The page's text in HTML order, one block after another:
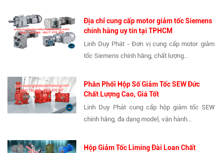
Địa chỉ cung cấp motor giảm tốc Siemens
chính hãng uy tín tại TPHCM
Linh Duy Phát - Đơn vị cung cấp motor giảm
tốc Siemens chính hãng, chất lượng...
Phân Phối Hộp Số Giảm Tốc SEW Đức
Chất Lượng Cao, Giá Tốt
Linh Duy Phát cung cấp hộp giảm tốc SEW
chính hãng, đa dạng model, vận hành...
Hộp Giảm Tốc Liming Đài Loan Chất